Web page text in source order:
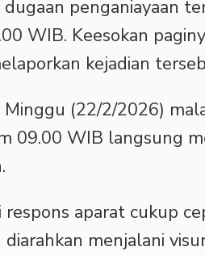
penganiayaan
WIB. Keesokan
kejadian
Minggu (22/2/2026)
09.00 WIB langsung
respons aparat cukup
menjalani